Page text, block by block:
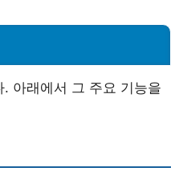
아래에서 그 주요 기능을